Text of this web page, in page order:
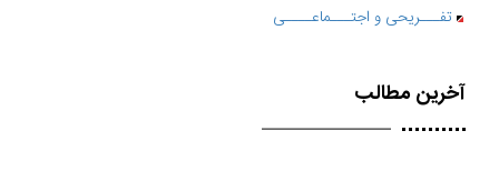
تفـــریحی و اجتـــماعــــی
آخرین مطالب